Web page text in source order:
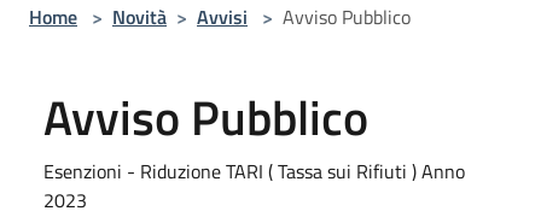
Home > Novità > Avvisi > Avviso Pubblico
Avviso Pubblico
Esenzioni - Riduzione TARI ( Tassa sui Rifiuti ) Anno
2023